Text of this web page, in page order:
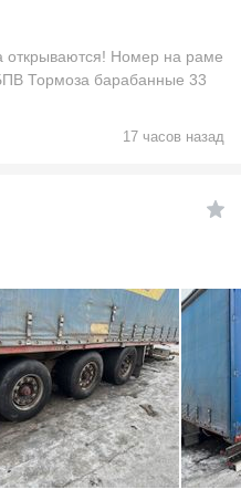
открываются! Номер на раме
Тормоза барабанные 33
17 часов назад